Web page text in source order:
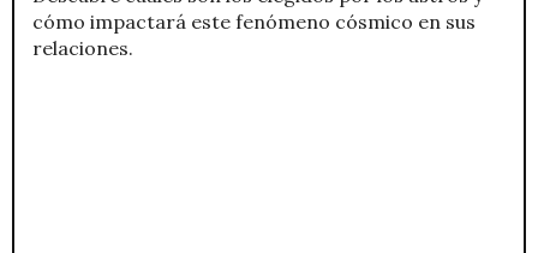
cómo impactará este fenómeno cósmico en sus
relaciones.